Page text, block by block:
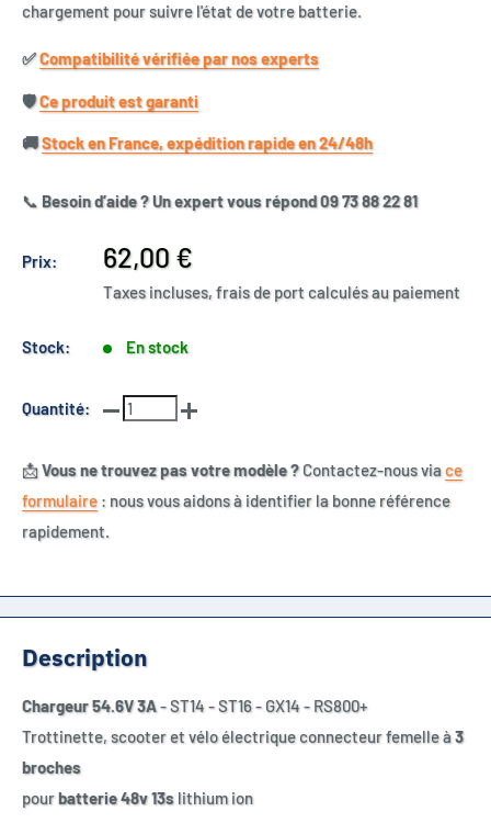
chargement pour suivre l'état de votre batterie.
✅​Compatibilité vérifiée par nos experts
🛡️​Ce produit est garanti
🚚​Stock en France, expédition rapide en 24/48h
📞 Besoin d’aide ? Un expert vous répond 09 73 88 22 81
Prix:
Prix
réduit
62,00 €
Taxes incluses, frais de port calculés au paiement
Stock: En stock
Quantité:
📩Vous ne trouvez pas votre modèle ?Contactez-nous viace
formulaire : nous vous aidons à identifier la bonne référence
rapidement.
Description
Chargeur 54.6V 3A- ST14 - ST16 - GX14 - RS800+
Trottinette, scooter et vélo électrique connecteur femelle à3
broches
pourbatterie 48v 13s lithium ion